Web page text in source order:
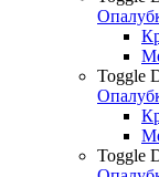
Toggle
Toggle